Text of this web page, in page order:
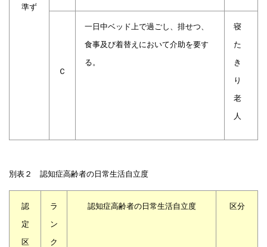
準ず
Ｃ
一日中ベッド上で過ごし、排せつ、
食事及び着替えにおいて介助を要す
る。
寝
た
き
り
老
人
別表２ 認知症高齢者の日常生活自立度
認
定
区
ラ
ン
ク
認知症高齢者の日常生活自立度 区分